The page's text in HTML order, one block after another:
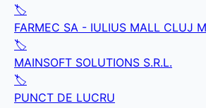
🏷️
FARMEC SA - IULIUS MALL CLUJ
🏷️
MAINSOFT SOLUTIONS S.R.L.
🏷️
PUNCT DE LUCRU